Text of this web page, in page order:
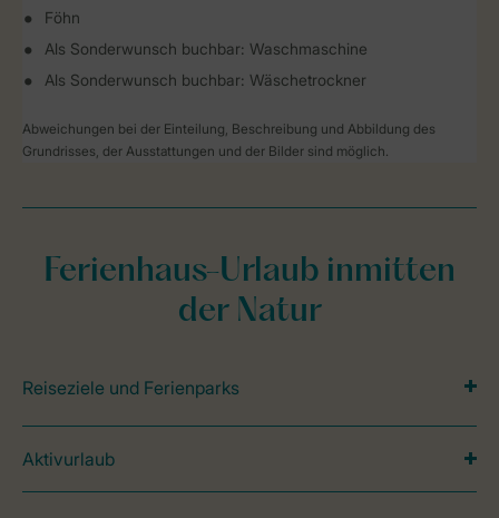
Föhn
Als Sonderwunsch buchbar: Waschmaschine
Als Sonderwunsch buchbar: Wäschetrockner
Abweichungen bei der Einteilung, Beschreibung und Abbildung des
Grundrisses, der Ausstattungen und der Bilder sind möglich.
Ferienhaus-Urlaub inmitten
der Natur
Reiseziele und Ferienparks
Aktivurlaub